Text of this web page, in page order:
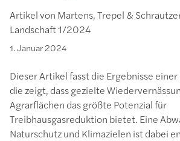
Artikel von Martens, Trepel &
Landschaft 1/2024
1. Januar 2024
Dieser Artikel fasst die Ergebnisse
die zeigt, dass gezielte
Agrarflächen das größte Potenzial für
Treibhausgasreduktion bietet. Eine
Naturschutz und Klimazielen ist dabei